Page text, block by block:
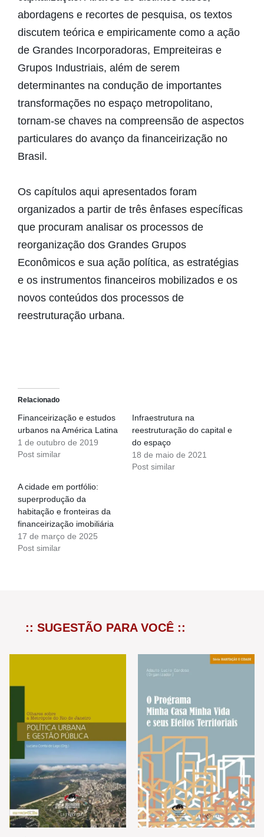
abordagens e recortes de pesquisa, os textos
discutem teórica e empiricamente como a ação
de Grandes Incorporadoras, Empreiteiras e
Grupos Industriais, além de serem
determinantes na condução de importantes
transformações no espaço metropolitano,
tornam-se chaves na compreensão de aspectos
particulares do avanço da financeirização no
Brasil.
Os capítulos aqui apresentados foram
organizados a partir de três ênfases específicas
que procuram analisar os processos de
reorganização dos Grandes Grupos
Econômicos e sua ação política, as estratégias
e os instrumentos financeiros mobilizados e os
novos conteúdos dos processos de
reestruturação urbana.
Relacionado
Financeirização e estudos
urbanos na América Latina
1 de outubro de 2019
Post similar
Infraestrutura na
reestruturação do capital e
do espaço
18 de maio de 2021
Post similar
A cidade em portfólio:
superprodução da
habitação e fronteiras da
financeirização imobiliária
17 de março de 2025
Post similar
:: SUGESTÃO PARA VOCÊ ::